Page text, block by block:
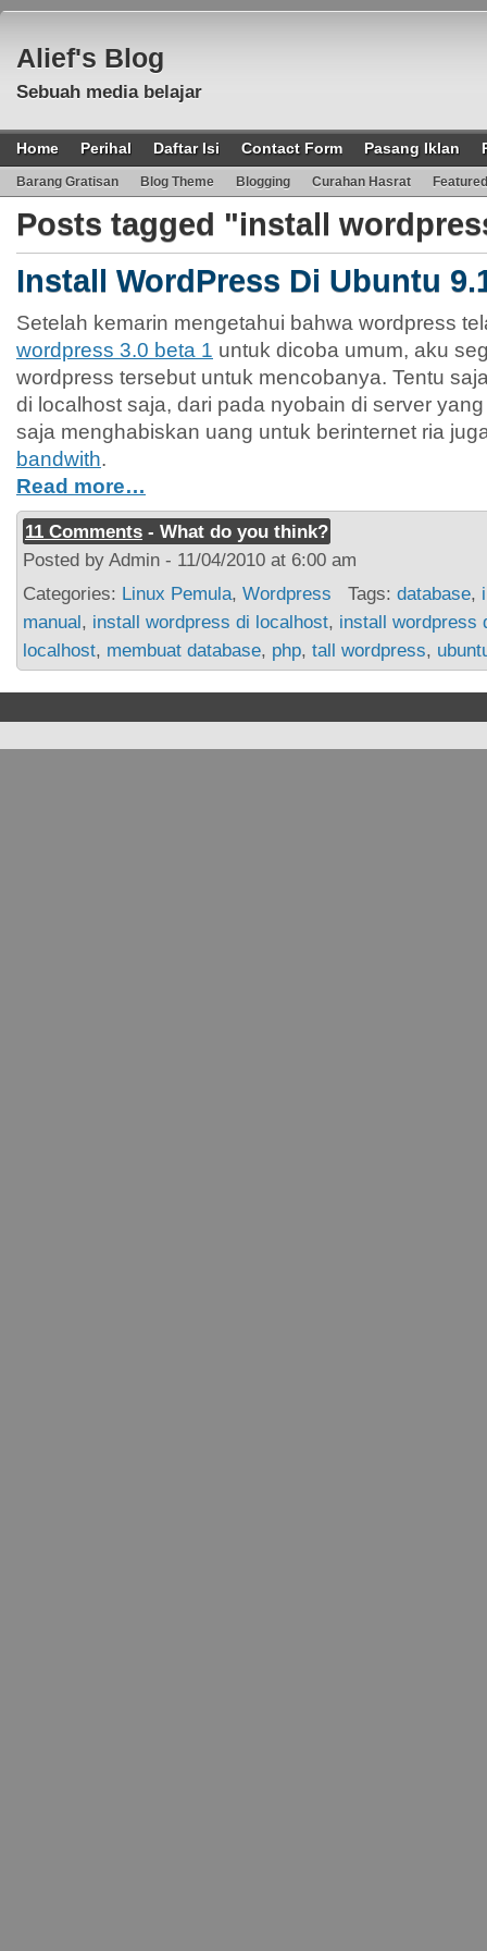
Alief's Blog
Sebuah media belajar
Home Perihal Daftar Isi Contact Form Pasang Iklan
Barang Gratisan Blog Theme Blogging Curahan Hasrat Featured
Posts tagged "install
Install WordPress Di Ubuntu
Setelah kemarin mengetahui bahwa wordpress
wordpress 3.0 beta 1 untuk dicoba umum, aku
wordpress tersebut untuk mencobanya. Tentu
di localhost saja, dari pada nyobain di server
saja menghabiskan uang untuk berinternet ria
bandwith.
Read more…
11 Comments - What do you think?
Posted by Admin - 11/04/2010 at 6:00 am
Categories: Linux Pemula, Wordpress Tags: database,
manual, install wordpress di localhost, install wordpress
localhost, membuat database, php, tall wordpress,